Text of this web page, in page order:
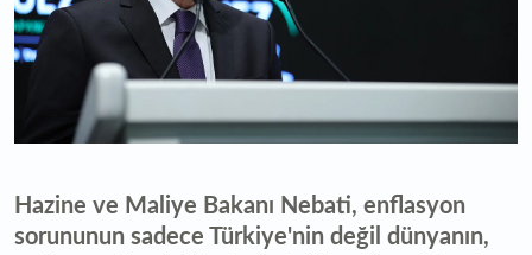
Hazine ve Maliye Bakanı Nebati, enflasyon
sorununun sadece Türkiye'nin değil dünyanın,